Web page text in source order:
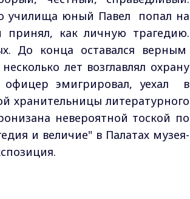
училища юный Павел попал на
как личную трагедию.
До конца оставался верным
лет возглавлял охрану
эмигрировал, уехал в
хранительницы литературного
невероятной тоской по
и величие" в Палатах музея-